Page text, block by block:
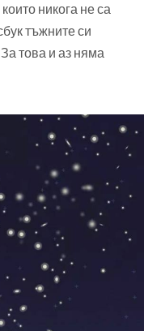
никога не са
тъжните си
това и аз няма